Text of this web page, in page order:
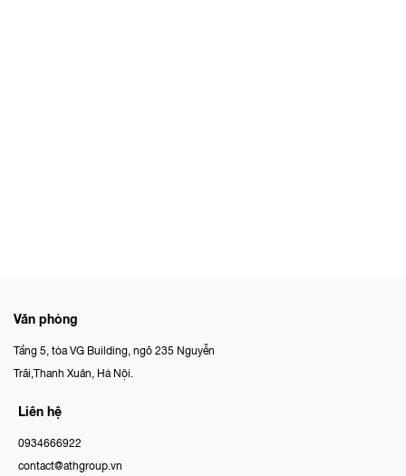
Văn phòng
Tầng 5, tòa VG Building, ngõ 235 Nguyễn
Trãi,Thanh Xuân, Hà Nội.
Liên hệ
0934666922
contact@athgroup.vn